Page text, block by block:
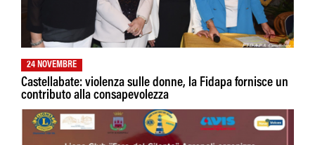
24 NOVEMBRE
Castellabate: violenza sulle donne, la Fidapa fornisce un
contributo alla consapevolezza